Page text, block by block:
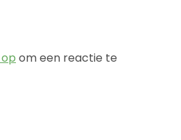
om een reactie te